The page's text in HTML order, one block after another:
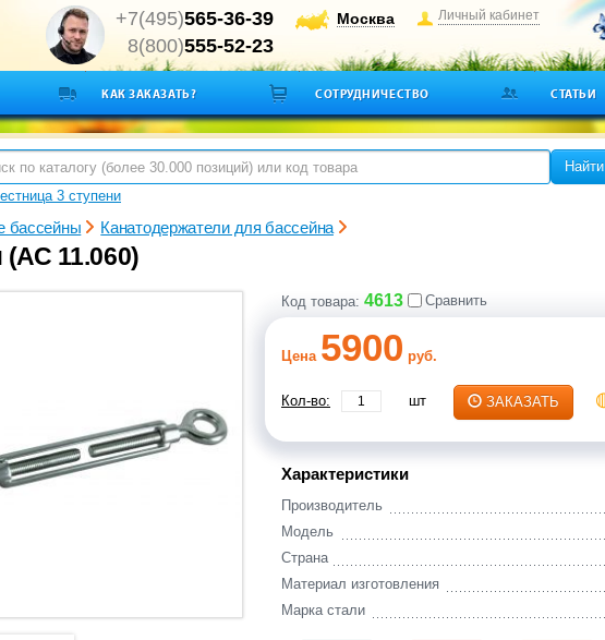
+7(495)565-36-39
8(800)555-52-23
Москва Личный кабинет
КАК ЗАКАЗАТЬ? СОТРУДНИЧЕСТВО СТАТЬИ
Найти
3 ступени
бассейны Канатодержатели для бассейна
(АС 11.060)
Код товара: 4613 Сравнить
Цена 5900 руб.
Кол-во: шт ЗАКАЗАТЬ
Характеристики
Производитель
Модель
Страна
Материал изготовления
Марка стали